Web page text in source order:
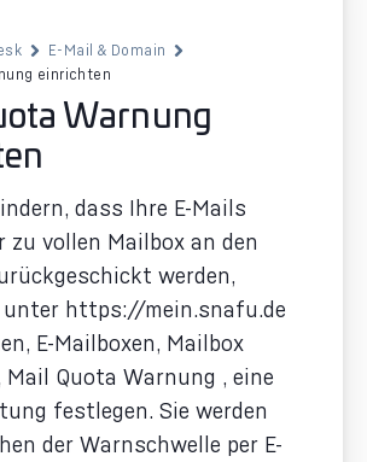
E-Mail & Domain
einrichten
Warnung
dass Ihre E-Mails
zu vollen Mailbox an den
werden,
unter https://mein.snafu.de
E-Mailboxen, Mailbox
Quota Warnung , eine
festlegen. Sie werden
der Warnschwelle per E-